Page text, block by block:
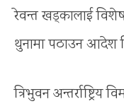
रेवन्त खड्कालाई
थुनामा पठाउन आदेश
त्रिभुवन